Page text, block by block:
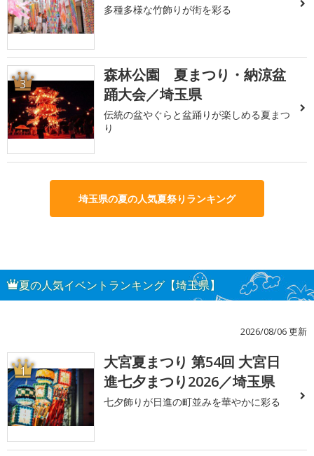
多種多様な竹飾りが街を彩る
3
森林公園 夏まつり・納涼盆
踊大会／埼玉県
伝統の盆やぐらと盆踊りが楽しめる夏まつ
り
埼玉県の夏の人気夏祭りランキング
夏の人気イベントランキング【埼玉県】
2026/08/06 更新
1
大宮夏まつり 第54回 大宮日
進七夕まつり2026／埼玉県
七夕飾りが日進の町並みを華やかに彩る